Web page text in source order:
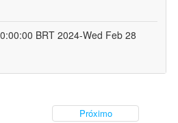
BRT 2024-Wed Feb 28
Próximo